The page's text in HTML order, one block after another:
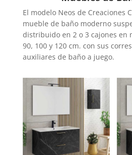
El modelo Neos de Creaciones
mueble de baño moderno
distribuido en 2 o 3 cajones en
90, 100 y 120 cm. con sus
auxiliares de baño a juego.